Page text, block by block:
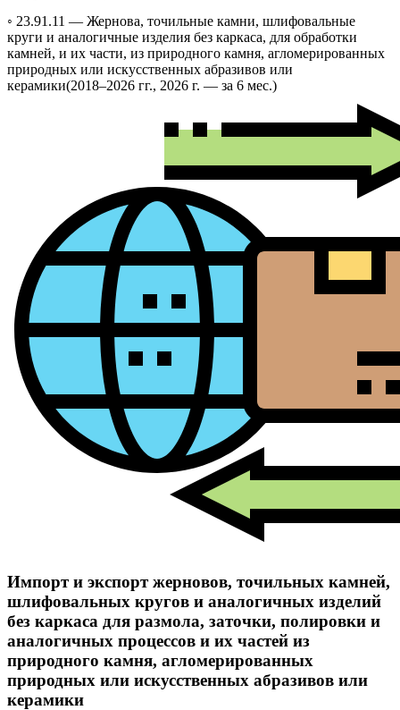
◦ 23.91.11 — Жернова, точильные камни, шлифовальные
круги и аналогичные изделия без каркаса, для обработки
камней, и их части, из природного камня, агломерированных
природных или искусственных абразивов или
керамики(2018–2026 гг., 2026 г. — за 6 мес.)
Импорт и экспорт жерновов, точильных камней,
шлифовальных кругов и аналогичных изделий
без каркаса для размола, заточки, полировки и
аналогичных процессов и их частей из
природного камня, агломерированных
природных или искусственных абразивов или
керамики